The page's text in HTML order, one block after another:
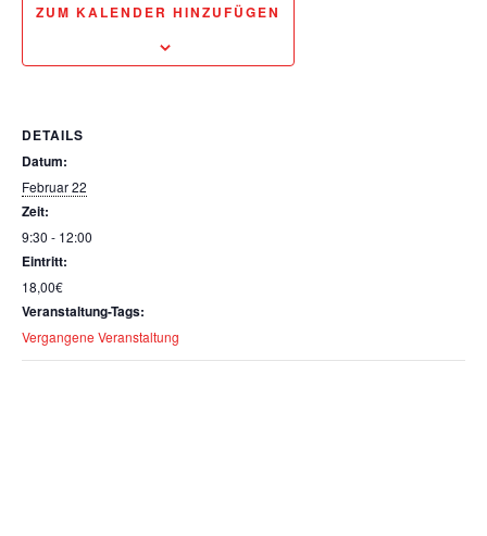
ZUM KALENDER HINZUFÜGEN
DETAILS
Datum:
Februar 22
Zeit:
9:30 - 12:00
Eintritt:
18,00€
Veranstaltung-Tags:
Vergangene Veranstaltung